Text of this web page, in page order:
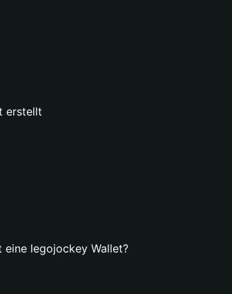
erstellt
legojockey Wallet?